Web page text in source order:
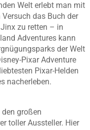
Welt erlebt man mit
das Buch der
zu retten – in
Adventures kann
der Welt
Pixar Adventure
Pixar-Helden
nacherleben.
großen
toller Aussteller. Hier